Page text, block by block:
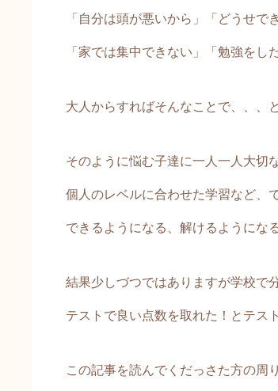
「自分は頭が悪いから」「どうせ
「家では集中できない」「勉強を
大人からすればそんなことで、、、
そのように悩む子達に一人一人大切
個人のレベルに合わせた学習など、
できるようになる、解けるようにな
結果少しづつではありますが学校で
テストで良い点数を取れた！とテス
この記事を読んでくだっさた方の周